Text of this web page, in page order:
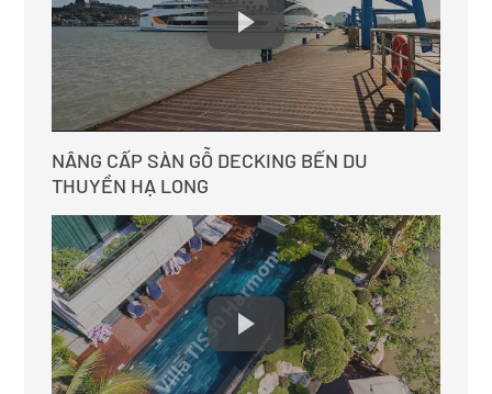
NÂNG CẤP SÀN GỖ DECKING BẾN DU
THUYỀN HẠ LONG